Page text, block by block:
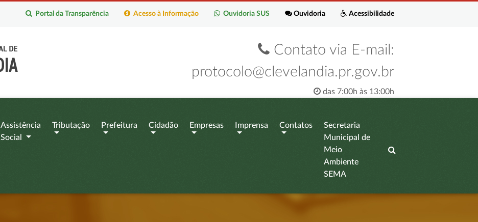
Acessibilidade
Ouvidoria
Ouvidoria SUS
Acesso à Informação
Portal da Transparência
Contato via E-mail:
protocolo@clevelandia.pr.gov.br
das 7:00h às 13:00h
Assistência
Social
Tributação Prefeitura Cidadão Empresas Imprensa Contatos
Secretaria
Municipal de
Meio
Ambiente
SEMA